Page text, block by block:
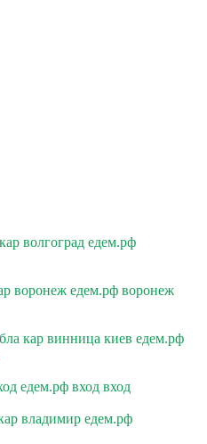
волгоград едем.рф
воронеж едем.рф воронеж
кар винница киев едем.рф
едем.рф вход вход
владимир едем.рф